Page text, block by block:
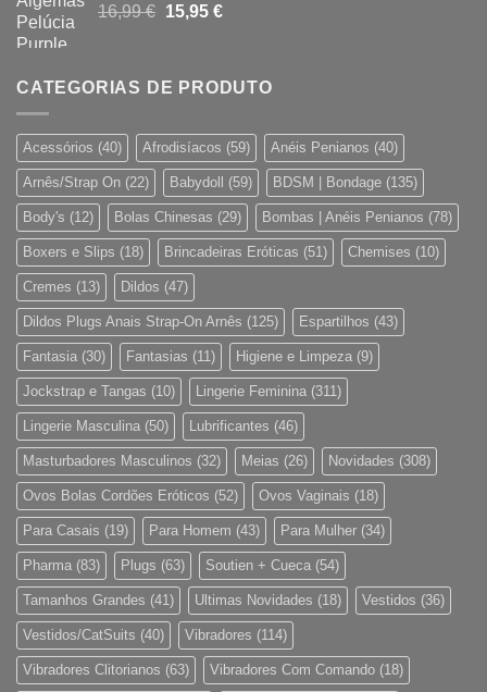
45,46 €.26,95 €.
16,99€ O
era:
15,95 €O
é:
CATEGORIAS DE PRODUTO
Acessórios (40) Afrodisíacos (59) Anéis Penianos (40)
Arnês/Strap On (22) Babydoll (59) BDSM | Bondage (135)
Body's (12) Bolas Chinesas (29) Bombas | Anéis Penianos (78)
Boxers e Slips (18) Brincadeiras Eróticas (51) Chemises (10)
Cremes (13) Dildos (47)
Dildos Plugs Anais Strap-On Arnês (125) Espartilhos (43)
Fantasia (30) Fantasias (11) Higiene e Limpeza (9)
Jockstrap e Tangas (10) Lingerie Feminina (311)
Lingerie Masculina (50) Lubrificantes (46)
Masturbadores Masculinos (32) Meias (26) Novidades (308)
Ovos Bolas Cordões Eróticos (52) Ovos Vaginais (18)
Para Casais (19) Para Homem (43) Para Mulher (34)
Pharma (83) Plugs (63) Soutien + Cueca (54)
Tamanhos Grandes (41) Ultimas Novidades (18) Vestidos (36)
Vestidos/CatSuits (40) Vibradores (114)
Vibradores Clitorianos (63) Vibradores Com Comando (18)